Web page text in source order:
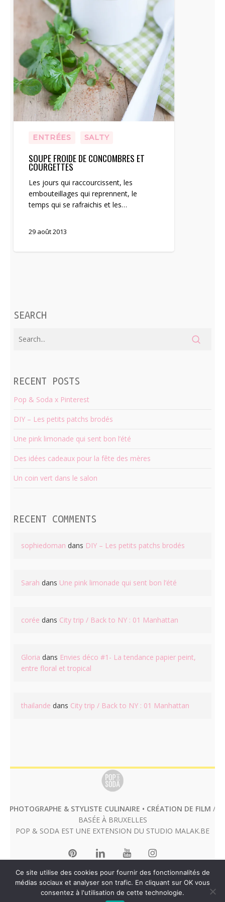
ENTRÉES SALTY
SOUPE FROIDE DE CONCOMBRES ET
COURGETTES
Les jours qui raccourcissent, les
embouteillages qui reprennent, le
temps qui se rafraichis et les…
29 août 2013
SEARCH
RECENT POSTS
Pop & Soda x Pinterest
DIY – Les petits patchs brodés
Une pink limonade qui sent bon l’été
Des idées cadeaux pour la fête des mères
Un coin vert dans le salon
RECENT COMMENTS
sophiedoman dans DIY – Les petits patchs brodés
Sarah dans Une pink limonade qui sent bon l’été
corée dans City trip / Back to NY : 01 Manhattan
Gloria dans Envies déco #1- La tendance papier peint,
entre floral et tropical
thailande dans City trip / Back to NY : 01 Manhattan
PHOTOGRAPHE & STYLISTE CULINAIRE • CRÉATION DE FILM /
BASÉE À BRUXELLES
POP & SODA EST UNE EXTENSION DU STUDIO MALAK.BE
Ce site utilise des cookies pour fournir des fonctionnalités de
médias sociaux et analyser son trafic. En cliquant sur OK vous
consentez à l'utilisation de cette technologie.